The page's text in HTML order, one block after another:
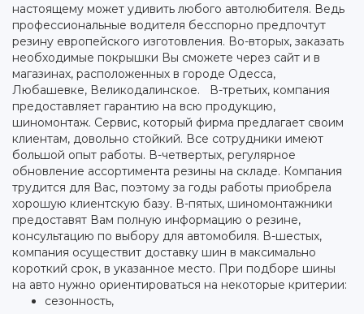
настоящему может удивить любого автолюбителя. Ведь
профессиональные водителя бесспорно предпочтут
резину европейского изготовления. Во-вторых, заказать
необходимые покрышки Вы сможете через сайт и в
магазинах, расположенных в городе Одесса,
Любашевке, Великодалинское. В-третьих, компания
предоставляет гарантию на всю продукцию,
шиномонтаж. Сервис, который фирма предлагает своим
клиентам, довольно стойкий. Все сотрудники имеют
большой опыт работы. В-четвертых, регулярное
обновление ассортимента резины на складе. Компания
трудится для Вас, поэтому за годы работы приобрела
хорошую клиентскую базу. В-пятых, шиномонтажники
предоставят Вам полную информацию о резине,
консультацию по выбору для автомобиля. В-шестых,
компания осуществит доставку шин в максимально
короткий срок, в указанное место. При подборе шины
на авто нужно ориентироваться на некоторые критерии:
сезонность,